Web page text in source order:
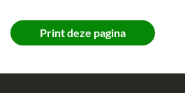
Print deze pagina